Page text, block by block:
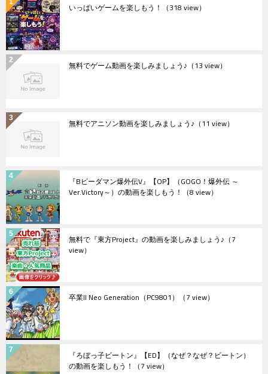
いっぱいゲームを楽しもう！ （318 view）
無料でゲーム動画を楽しみましょう♪ （13 view）
無料でアニソン動画を楽しみましょう♪ （11 view）
『Bビーダマン爆外伝V』【OP】（GOGO！爆外伝 ～
Ver.Victory～）の動画を楽しもう！ （8 view）
無料で『東方Project』の動画を楽しみましょう♪ （7
view）
卒業II Neo Generation（PC9801） （7 view）
『ろぼっ子ビートン』【ED】（なぜ？なぜ？ビートン）
の動画を楽しもう！ （7 view）